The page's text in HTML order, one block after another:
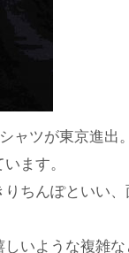
ャツが東京進出
ます。
ちんぽといい
いような複雑